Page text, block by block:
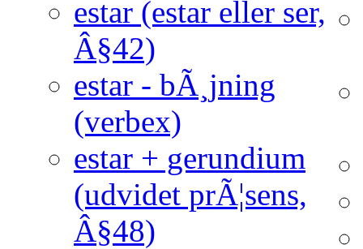
estar (estar eller ser,
Â§42)
estar - bÃ¸jning
(verbex)
estar + gerundium
(udvidet prÃ¦sens,
Â§48)